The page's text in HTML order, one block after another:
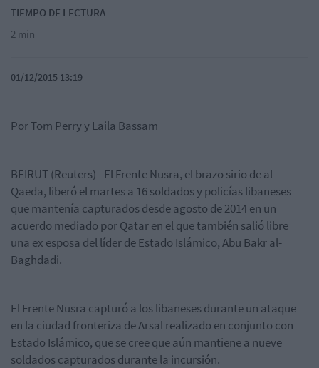
TIEMPO DE LECTURA
2 min
01/12/2015 13:19
Por Tom Perry y Laila Bassam
BEIRUT (Reuters) - El Frente Nusra, el brazo sirio de al
Qaeda, liberó el martes a 16 soldados y policías libaneses
que mantenía capturados desde agosto de 2014 en un
acuerdo mediado por Qatar en el que también salió libre
una ex esposa del líder de Estado Islámico, Abu Bakr al-
Baghdadi.
El Frente Nusra capturó a los libaneses durante un ataque
en la ciudad fronteriza de Arsal realizado en conjunto con
Estado Islámico, que se cree que aún mantiene a nueve
soldados capturados durante la incursión.